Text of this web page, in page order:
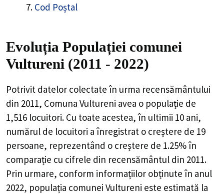
Cod Poștal
Evoluția Populației comunei
Vultureni (2011 - 2022)
Potrivit datelor colectate în urma recensământului
din 2011, Comuna Vultureni avea o populație de
1,516 locuitori. Cu toate acestea, în ultimii 10 ani,
numărul de locuitori a înregistrat o creștere de 19
persoane, reprezentând o creștere de 1.25%în
comparație cu cifrele din recensământul din 2011.
Prin urmare, conform informațiilor obținute în anul
2022, populația comunei Vultureni este estimată la